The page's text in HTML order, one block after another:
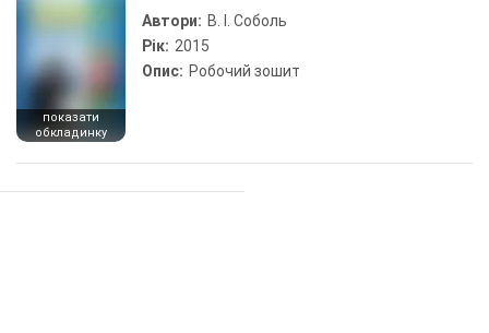
показати
обкладинку
Автори: В. І. Соболь
Рік: 2015
Опис: Робочий зошит